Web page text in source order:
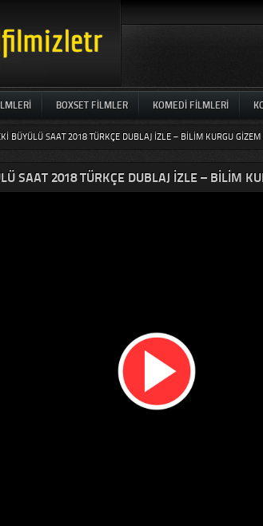
BOXSET FILMLER KOMEDI FILMLERI
BÜYÜLÜ SAAT 2018 TÜRKÇE DUBLAJ IZLE – BILIM KURGU
SAAT 2018 TÜRKÇE DUBLAJ IZLE – BILIM